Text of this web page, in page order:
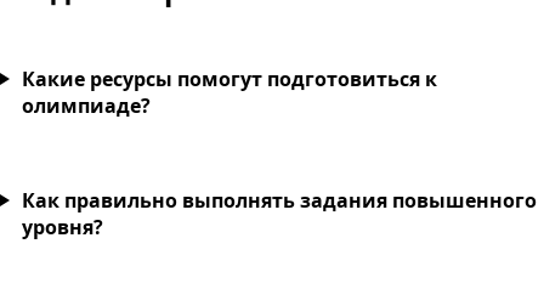
Какие ресурсы помогут подготовиться к
олимпиаде?
Как правильно выполнять задания повышенного
уровня?